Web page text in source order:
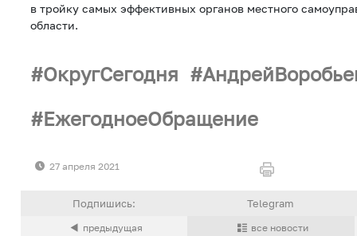
в тройку самых эффективных органов местного
области.
ОкругСегодня
ЕжегодноеОбращение
27 апреля 2021